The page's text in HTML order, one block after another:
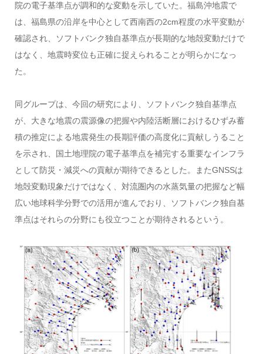
院の電子基準点が調和的な変動を示していた。福島沖地震で
は、福島県の沿岸を中心として西南西の2cm程度の水平変動が
確認され、ソフトバンク独自基準点が長期的な地殻変動だけで
はなく、地震時変位も正確に捉えられることが明らかになっ
た。
同グループは、今回の研究により、ソフトバンク独自基準点
が、大きな地震の震源像の把握や内陸活断層におけるひずみ蓄
積の推定による地震発生の長期評価の高度化に貢献しうること
を示され、国土地理院の電子基準点を補完する重要なインフラ
として防災・減災への貢献が期待できるとした。またGNSSは
地殻変動現象だけではなく、対流圏内の水蒸気量の把握など幅
広い地球科学分野での活用が進んでおり、ソフトバンク独自基
準点はそれらの分野にも役立つことが期待されるという。